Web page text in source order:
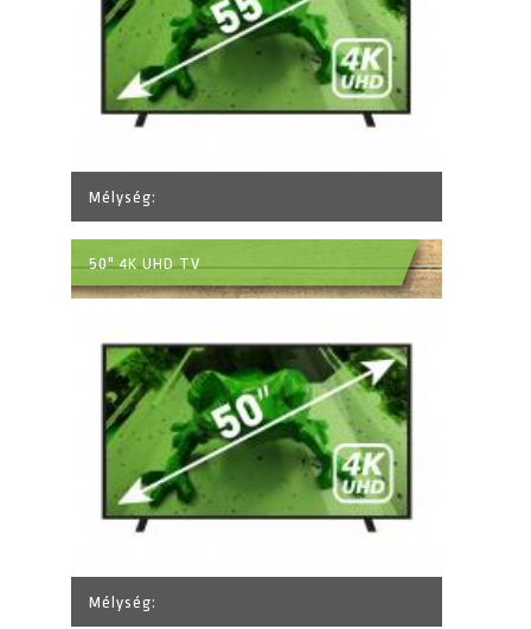
Mélység:
50" 4K UHD TV
Mélység: